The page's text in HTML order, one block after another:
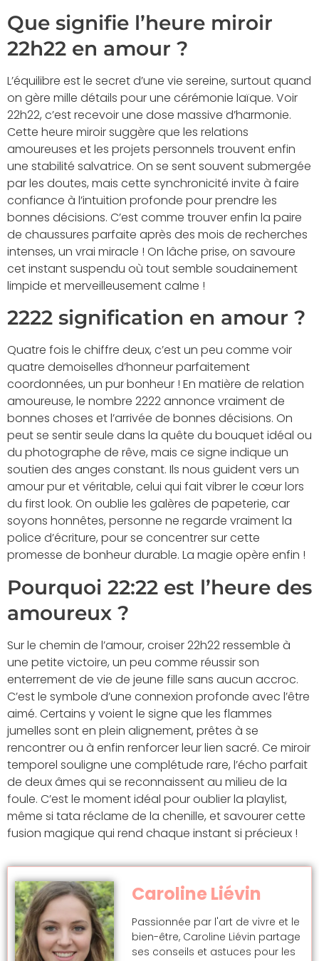
Que signifie l’heure miroir
22h22 en amour ?
L’équilibre est le secret d’une vie sereine, surtout quand
on gère mille détails pour une cérémonie laïque. Voir
22h22, c’est recevoir une dose massive d’harmonie.
Cette heure miroir suggère que les relations
amoureuses et les projets personnels trouvent enfin
une stabilité salvatrice. On se sent souvent submergée
par les doutes, mais cette synchronicité invite à faire
confiance à l’intuition profonde pour prendre les
bonnes décisions. C’est comme trouver enfin la paire
de chaussures parfaite après des mois de recherches
intenses, un vrai miracle ! On lâche prise, on savoure
cet instant suspendu où tout semble soudainement
limpide et merveilleusement calme !
2222 signification en amour ?
Quatre fois le chiffre deux, c’est un peu comme voir
quatre demoiselles d’honneur parfaitement
coordonnées, un pur bonheur ! En matière de relation
amoureuse, le nombre 2222 annonce vraiment de
bonnes choses et l’arrivée de bonnes décisions. On
peut se sentir seule dans la quête du bouquet idéal ou
du photographe de rêve, mais ce signe indique un
soutien des anges constant. Ils nous guident vers un
amour pur et véritable, celui qui fait vibrer le cœur lors
du first look. On oublie les galères de papeterie, car
soyons honnêtes, personne ne regarde vraiment la
police d’écriture, pour se concentrer sur cette
promesse de bonheur durable. La magie opère enfin !
Pourquoi 22:22 est l’heure des
amoureux ?
Sur le chemin de l’amour, croiser 22h22 ressemble à
une petite victoire, un peu comme réussir son
enterrement de vie de jeune fille sans aucun accroc.
C’est le symbole d’une connexion profonde avec l’être
aimé. Certains y voient le signe que les flammes
jumelles sont en plein alignement, prêtes à se
rencontrer ou à enfin renforcer leur lien sacré. Ce miroir
temporel souligne une complétude rare, l’écho parfait
de deux âmes qui se reconnaissent au milieu de la
foule. C’est le moment idéal pour oublier la playlist,
même si tata réclame de la chenille, et savourer cette
fusion magique qui rend chaque instant si précieux !
Caroline Liévin
Passionnée par l'art de vivre et le
bien-être, Caroline Liévin partage
ses conseils et astuces pour les